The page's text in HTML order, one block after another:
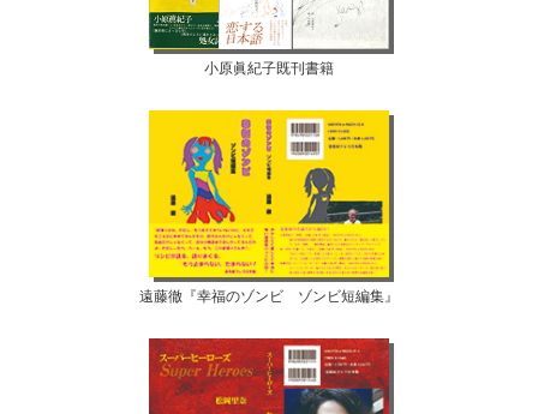
小原眞紀子既刊書籍
遠藤徹『幸福のゾンビ ゾンビ短編集』